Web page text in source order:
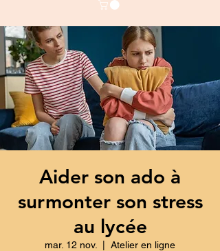
Aider son ado à
surmonter son stress
au lycée
mar. 12 nov. Atelier en ligne